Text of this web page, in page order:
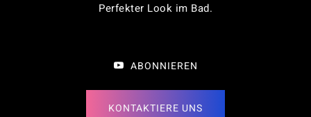
Perfekter Look im Bad.
ABONNIEREN
KONTAKTIERE UNS